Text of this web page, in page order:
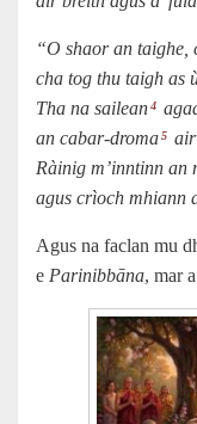
“O shaor an taighe,
cha tog thu taigh as
Tha na sailean4
an cabar-droma5
Ràinig m’inntinn an
agus crìoch mhiann
Agus na faclan mu
e Parinibbāna, mar